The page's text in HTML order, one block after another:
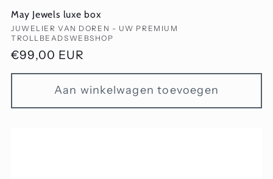
May Jewels luxe box
Verkoper:
JUWELIER VAN DOREN - UW PREMIUM
TROLLBEADSWEBSHOP
Normale
prijs
€99,00 EUR
Aan winkelwagen toevoegen